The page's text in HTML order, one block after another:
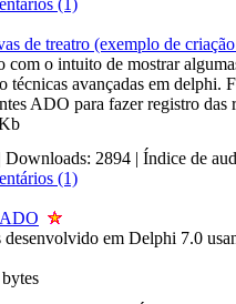
(1)
de treatro (exemplo de
o intuito de mostrar
técnicas avançadas em delphi.
ADO para fazer registro das
2894 | Índice de
(1)
ADO
desenvolvido em Delphi 7.0